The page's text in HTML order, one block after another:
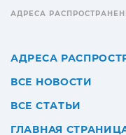
АДРЕСА
АДРЕСА
ВСЕ НОВОСТИ
ВСЕ СТАТЬИ
ГЛАВНАЯ